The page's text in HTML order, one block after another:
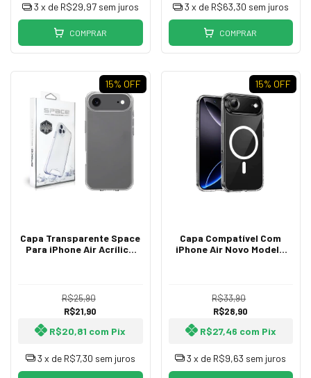
3 x de R$29,97 sem juros
COMPRAR
3 x de R$63,30 sem juros
COMPRAR
15% OFF
Capa Transparente Space
Para iPhone Air Acrílico
R$25,90
R$21,90
R$20,81 com Pix
3 x de R$7,30 sem juros
15% OFF
Capa Compatível Com
iPhone Air Novo Modelo
R$33,90
R$28,90
R$27,46 com Pix
3 x de R$9,63 sem juros